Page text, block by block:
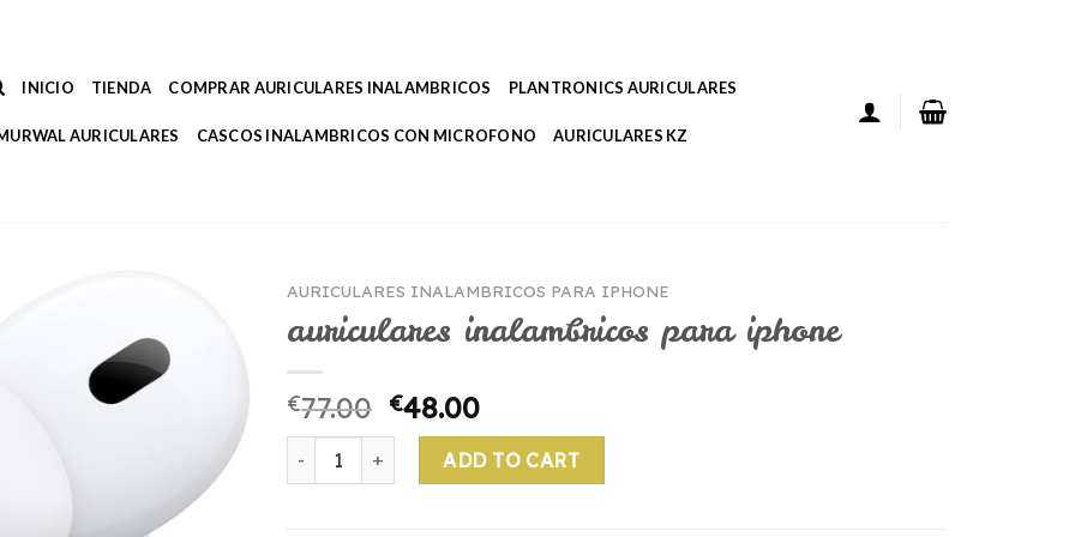
INICIO TIENDA COMPRAR AURICULARES INALAMBRICOS PLANTRONICS AURICULARES
AURICULARES CASCOS INALAMBRICOS CON MICROFONO AURICULARES KZ
AURICULARES INALAMBRICOS PARA IPHONE
auriculares inalambricos para iphone
€77.00 €48.00
auriculares inalambricos para iphone quantity
ADD TO CART